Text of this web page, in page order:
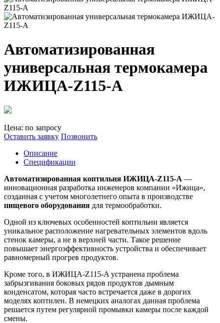
Автоматизированная
универсальная термокамера
ИЖИЦА-Z115-A
Цена: по запросу
Оставить заявку Позвонить
Описание
Спецификации
Автоматизированная коптильня ИЖИЦА-Z115-A —
инновационная разработка инженеров компании «Ижица»,
созданная с учетом многолетнего опыта в производстве
пищевого оборудования для термообработки.
Одной из ключевых особенностей коптильни является
уникальное расположение нагревательных элементов вдоль
стенок камеры, а не в верхней части. Такое решение
повышает энергоэффективность устройства и обеспечивает
равномерный прогрев продуктов.
Кроме того, в ИЖИЦА-Z115-A устранена проблема
забрызгивания боковых рядов продуктов дымным
конденсатом, которая часто встречается даже в дорогих
моделях коптилен. В немецких аналогах данная проблема
решается путем регулярной промывки камеры после каждой
смены.